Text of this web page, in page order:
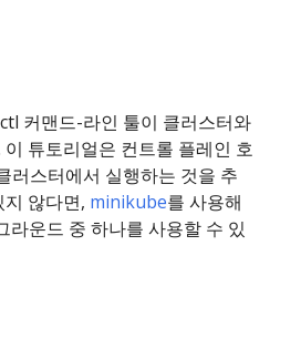
커맨드-라인 툴이 클러스터와
튜토리얼은 컨트롤 플레인 호
러스터에서 실행하는 것을 추
않다면, minikube를 사용해
운드 중 하나를 사용할 수 있